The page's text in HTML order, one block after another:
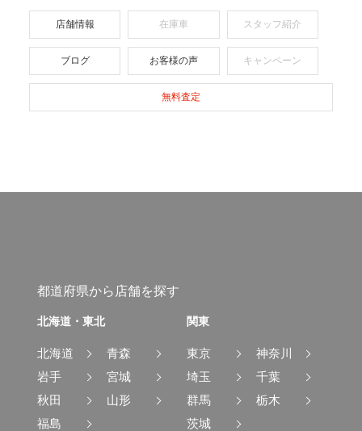
店舗情報 在庫車 スタッフ紹介
ブログ お客様の声 キャンペーン
無料査定
都道府県から店舗を探す
北海道・東北
北海道
青森
岩手
宮城
秋田
山形
福島
関東
東京
神奈川
埼玉
千葉
群馬
栃木
茨城